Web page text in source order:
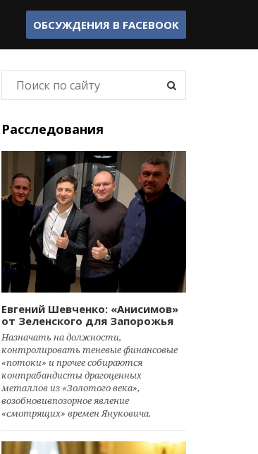
ОБСУЖДЕНИЯ В FACEBOOK
Расследования
Евгений Шевченко: «Анисимов»
от Зеленского для Запорожья
Назначать на должности,
контролировать теневые финансовые
«потоки» и прочее собираются
контрабандисты драгоценных
металлов из «Золотого века»,
возобновивпозорное явление
«смотрящих» времен Януковича.